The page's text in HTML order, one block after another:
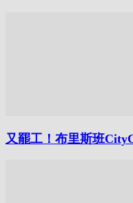
又罷工！布里斯班